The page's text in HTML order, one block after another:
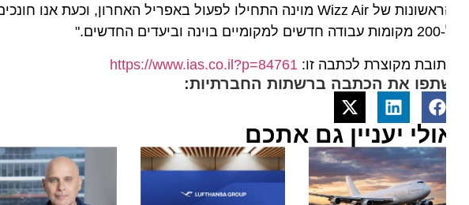
מקוצרת לכתבה זו:https://www.ias.co.il?p=84761
את הכתבה ברשתות החברתיות:
יעניין גם אתכם